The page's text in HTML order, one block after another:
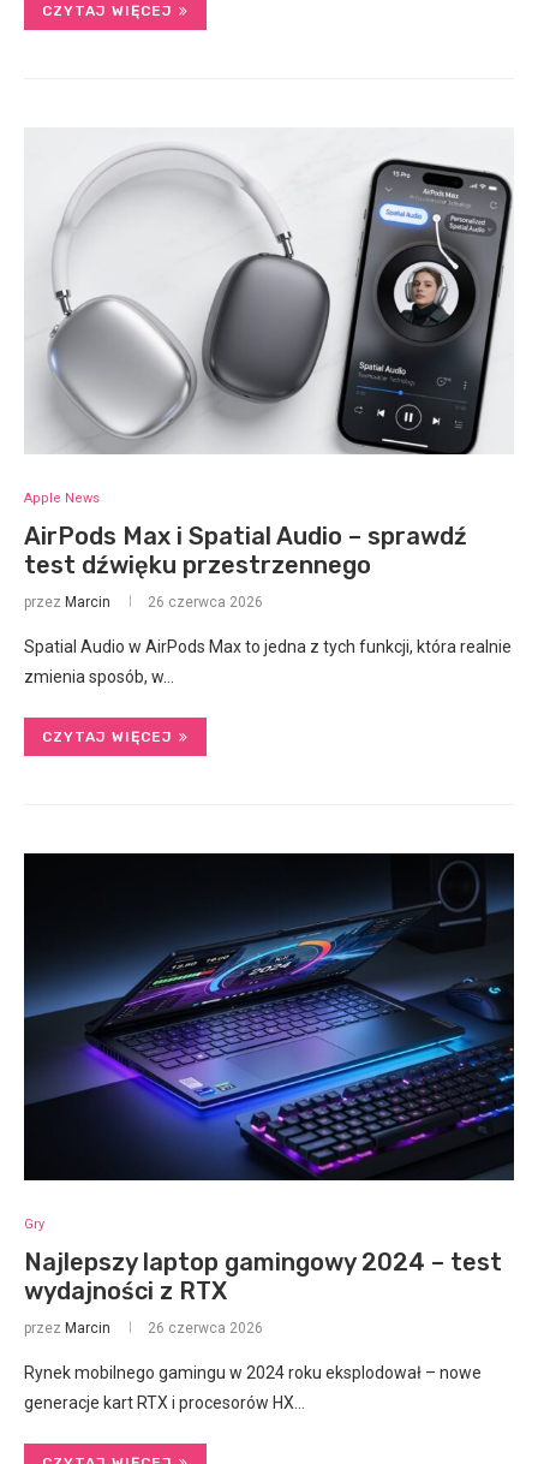
CZYTAJ WIĘCEJ
Apple News
AirPods Max i Spatial Audio – sprawdź
test dźwięku przestrzennego
przez Marcin 26 czerwca 2026
Spatial Audio w AirPods Max to jedna z tych funkcji, która realnie
zmienia sposób, w…
CZYTAJ WIĘCEJ
Gry
Najlepszy laptop gamingowy 2024 – test
wydajności z RTX
przez Marcin 26 czerwca 2026
Rynek mobilnego gamingu w 2024 roku eksplodował – nowe
generacje kart RTX i procesorów HX…